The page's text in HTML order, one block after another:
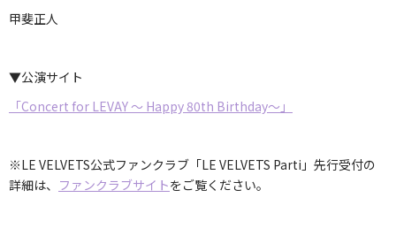
甲斐正人
▼公演サイト
「Concert for LEVAY ～ Happy 80th Birthday～」
※LE VELVETS公式ファンクラブ「LE VELVETS Parti」先行受付の
詳細は、 ファンクラブサイトをご覧ください。